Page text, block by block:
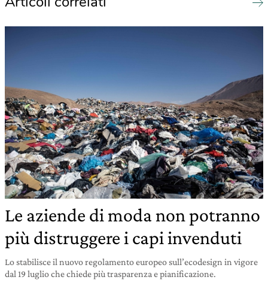
Le aziende di moda non potranno
più distruggere i capi invenduti
Lo stabilisce il nuovo regolamento europeo sull’ecodesign in vigore
dal 19 luglio che chiede più trasparenza e pianificazione.